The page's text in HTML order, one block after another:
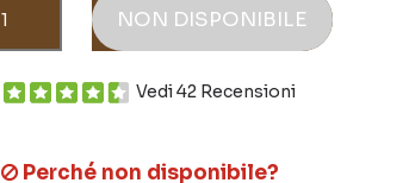
NON DISPONIBILE
Vedi 42 Recensioni
Perché non disponibile?